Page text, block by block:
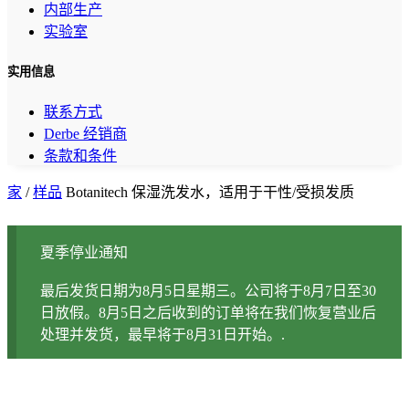
内部生产
实验室
实用信息
联系方式
Derbe 经销商
条款和条件
家 /样品 Botanitech 保湿洗发水，适用于干性/受损发质
夏季停业通知
最后发货日期为8月5日星期三。公司将于8月7日至30
日放假。8月5日之后收到的订单将在我们恢复营业后
处理并发货，最早将于8月31日开始。.